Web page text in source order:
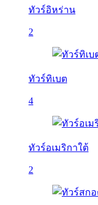
ทัวร์อิหร่าน
2
ทัวร์ทิเบต
4
ทัวร์อเมริกาใต้
2